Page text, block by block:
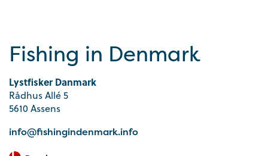
Fishing in Denmark
Lystfisker Danmark
Rådhus Allé 5
5610 Assens
info@fishingindenmark.info